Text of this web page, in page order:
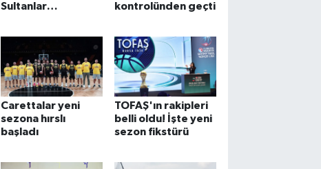
Sultanlar
kontrolünden geçti
Carettalar yeni
sezona hırslı
başladı
TOFAŞ'ın rakipleri
belli oldu! İşte yeni
sezon fikstürü